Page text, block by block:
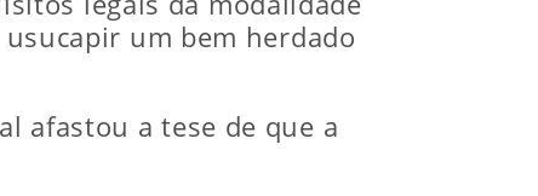
um bem herdado
afastou a tese de que a